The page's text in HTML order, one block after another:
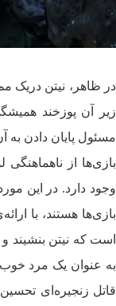
زیر آن پوزخند
وجود دارد. در این
بازی‌ها هستند، با
است که نیتن
به‌ عنوان یک مرد
قاتل زنجیره‌ای